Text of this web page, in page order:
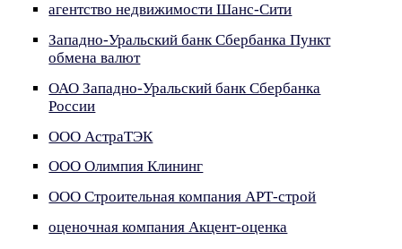
агентство недвижимости Шанс-Сити
Западно-Уральский банк Сбербанка Пункт
обмена валют
ОАО Западно-Уральский банк Сбербанка
России
ООО АстраТЭК
ООО Олимпия Клининг
ООО Строительная компания АРТ-строй
оценочная компания Акцент-оценка